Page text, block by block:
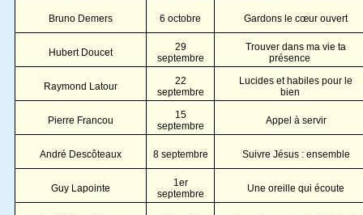
Bruno Demers 6 octobre Gardons le cœur ouvert
Hubert Doucet
29
septembre
Trouver dans ma vie ta
présence
Raymond Latour
22
septembre
Lucides et habiles pour le
bien
Pierre Francou
15
septembre
Appel à servir
André Descôteaux 8 septembre Suivre Jésus : ensemble
Guy Lapointe
1er
septembre
Une oreille qui écoute